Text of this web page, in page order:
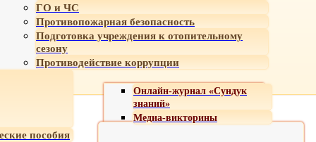
ГО и ЧС
Противопожарная безопасность
Подготовка учреждения к отопительному
сезону
Противодействие коррупции
Онлайн-журнал «Сундук
знаний»
Медиа-викторины
пособия